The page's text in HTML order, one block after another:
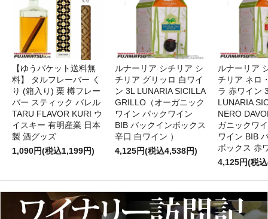
【ゆうパケット送料無
料】 タルフレーバー く
り (箱入り) 栗 樽フレー
バー スティック バレル
TARU FLAVOR KURI ウ
イスキー 有明産業 日本
製 酒グッズ
1,090円(税込1,199円)
ルナーリア シチリア シ
チリア グリッロ 白ワイ
ン 3L LUNARIA SICILLA
GRILLO（オーガニック
ワイン パックワイン
BIB バックインボックス
辛口 白ワイン ）
4,125円(税込4,538円)
ルナーリア
チリア ネロ
ラ 赤ワイ
LUNARIA
NERO
ガニックワ
ワイン BIB
ボックス 赤
4,125円(税